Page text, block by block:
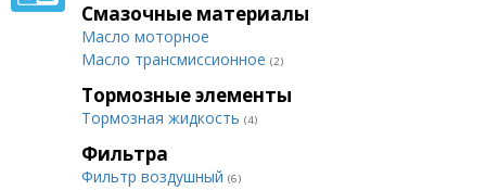
Смазочные материалы
Масло моторное
Масло трансмиссионное (2)
Тормозные элементы
Тормозная жидкость (4)
Фильтра
Фильтр воздушный (6)